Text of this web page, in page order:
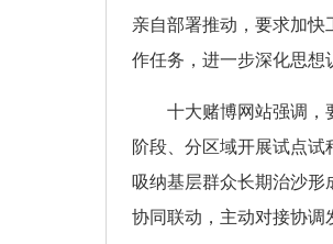
亲自部署推动，要求加
作任务，进一步深化思想
十大赌博网站强调，
阶段、分区域开展试点
吸纳基层群众长期治沙
协同联动，主动对接协调